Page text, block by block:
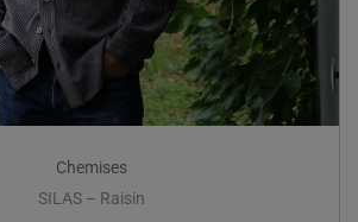
Chemises
SILAS – Raisin